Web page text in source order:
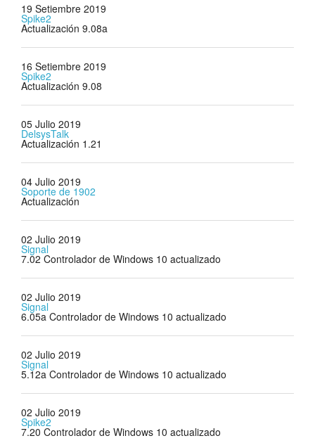
19 Setiembre 2019
Spike2
Actualización 9.08a
16 Setiembre 2019
Spike2
Actualización 9.08
05 Julio 2019
DelsysTalk
Actualización 1.21
04 Julio 2019
Soporte de 1902
Actualización
02 Julio 2019
Signal
7.02 Controlador de Windows 10 actualizado
02 Julio 2019
Signal
6.05a Controlador de Windows 10 actualizado
02 Julio 2019
Signal
5.12a Controlador de Windows 10 actualizado
02 Julio 2019
Spike2
7.20 Controlador de Windows 10 actualizado